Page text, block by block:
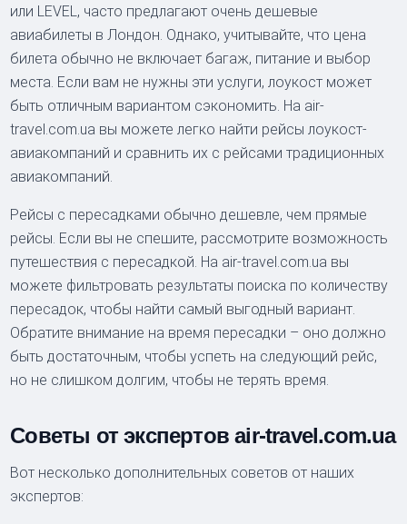
или LEVEL, часто предлагают очень дешевые
авиабилеты в Лондон. Однако, учитывайте, что цена
билета обычно не включает багаж, питание и выбор
места. Если вам не нужны эти услуги, лоукост может
быть отличным вариантом сэкономить. На air-
travel.com.ua вы можете легко найти рейсы лоукост-
авиакомпаний и сравнить их с рейсами традиционных
авиакомпаний.
Рейсы с пересадками обычно дешевле, чем прямые
рейсы. Если вы не спешите, рассмотрите возможность
путешествия с пересадкой. На air-travel.com.ua вы
можете фильтровать результаты поиска по количеству
пересадок, чтобы найти самый выгодный вариант.
Обратите внимание на время пересадки – оно должно
быть достаточным, чтобы успеть на следующий рейс,
но не слишком долгим, чтобы не терять время.
Советы от экспертов air-travel.com.ua
Вот несколько дополнительных советов от наших
экспертов: